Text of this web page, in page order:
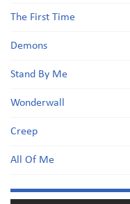
The First Time
Demons
Stand By Me
Wonderwall
Creep
All Of Me